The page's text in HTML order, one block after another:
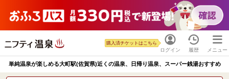
ログイン
購入済チケットはこちら
履歴 メニュー
単純温泉が楽しめる大町駅(佐賀県)近くの温泉、日帰り温泉、スーパー銭湯おすすめ